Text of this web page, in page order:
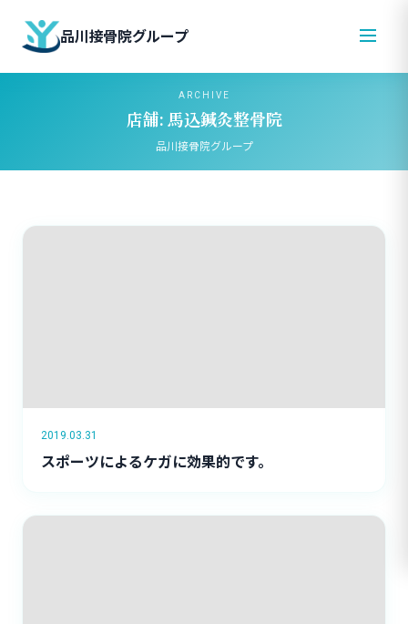
品川接骨院グループ
ARCHIVE
店舗: 馬込鍼灸整骨院
品川接骨院グループ
2019.03.31
スポーツによるケガに効果的です。